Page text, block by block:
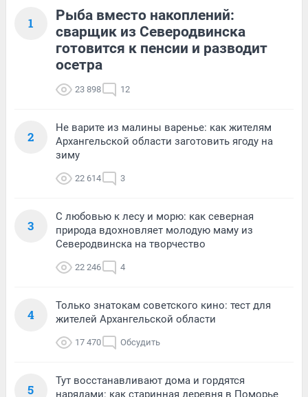
1
Рыба вместо накоплений:
сварщик из Северодвинска
готовится к пенсии и разводит
осетра
23 898 12
2
Не варите из малины варенье: как жителям
Архангельской области заготовить ягоду на
зиму
22 614 3
3
С любовью к лесу и морю: как северная
природа вдохновляет молодую маму из
Северодвинска на творчество
22 246 4
4
Только знатокам советского кино: тест для
жителей Архангельской области
17 470 Обсудить
5
Тут восстанавливают дома и гордятся
нарядами: как старинная деревня в Поморье